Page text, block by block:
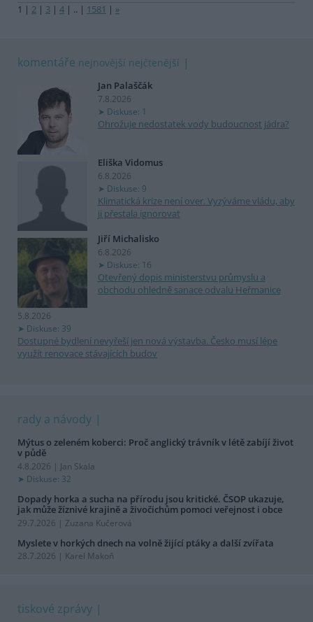
1 | 2 | 3 | 4 | .. | 1581 | »
komentáře nejnovější nejčtenější
Jan Palaščák
7.8.2026
Diskuse: 1
Ohrožuje nedostatek vody budoucnost jádra?
Eliška Vidomus
6.8.2026
Diskuse: 9
Klimatická krize není over. Vyzýváme vládu, aby
ji přestala ignorovat
Jiří Michalisko
6.8.2026
Diskuse: 16
Otevřený dopis ministerstvu průmyslu a
obchodu ohledně sanace odvalu Heřmanice
5.8.2026
Diskuse: 39
Dostupné bydlení nevyřeší jen nová výstavba. Česko musí lépe
využít renovace stávajících budov
rady a návody
Mýtus o zeleném koberci: Proč anglický trávník v létě zabíjí život
v půdě
4.8.2026 | Jan Skala
Diskuse: 32
Dopady horka a sucha na přírodu jsou kritické. ČSOP ukazuje,
jak může žíznivé krajině a živočichům pomoci veřejnost i obce
29.7.2026 | Zuzana Kučerová
Myslete v horkých dnech na volně žijící ptáky a další zvířata
28.7.2026 | Karel Makoň
tiskové zprávy